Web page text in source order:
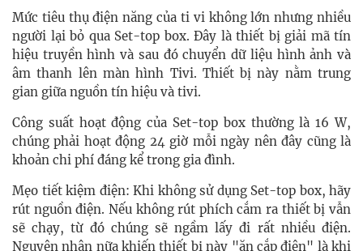
Mức tiêu thụ điện năng của ti vi không lớn nhưng nhiều
người lại bỏ qua Set-top box. Đây là thiết bị giải mã tín
hiệu truyền hình và sau đó chuyển dữ liệu hình ảnh và
âm thanh lên màn hình Tivi. Thiết bị này nằm trung
gian giữa nguồn tín hiệu và tivi.
Công suất hoạt động của Set-top box thường là 16 W,
chúng phải hoạt động 24 giờ mỗi ngày nên đây cũng là
khoản chi phí đáng kể trong gia đình.
Mẹo tiết kiệm điện: Khi không sử dụng Set-top box, hãy
rút nguồn điện. Nếu không rút phích cắm ra thiết bị vẫn
sẽ chạy, từ đó chúng sẽ ngầm lấy đi rất nhiều điện.
Nguyên nhân nữa khiến thiết bị này "ăn cắp điện" là khi